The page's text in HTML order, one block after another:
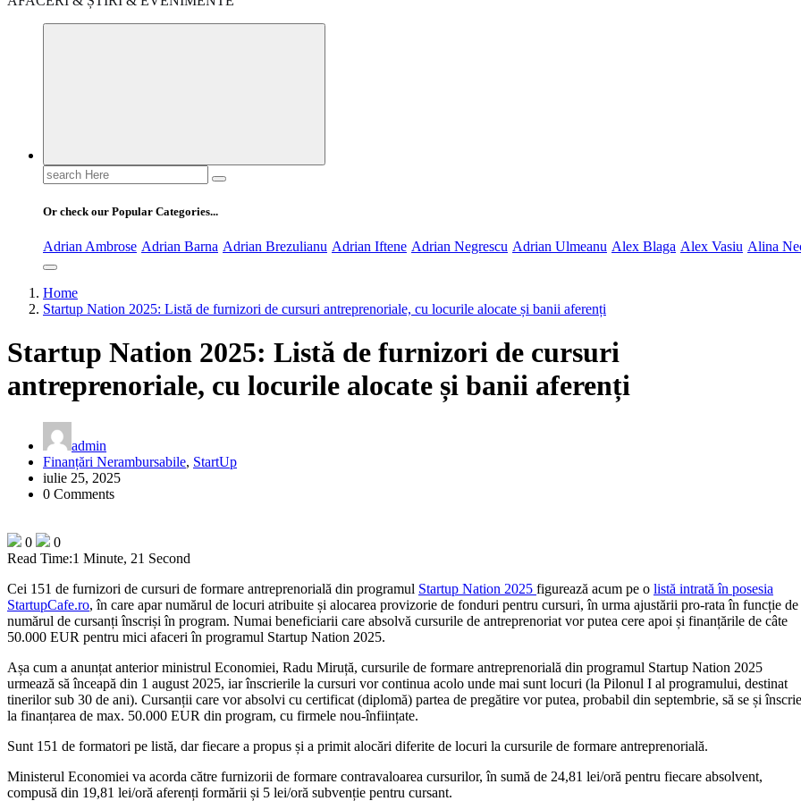
Search
for:
Or check our Popular Categories...
Adrian Ambrose Adrian Barna Adrian Brezulianu Adrian Iftene Adrian Negrescu Adrian Ulmeanu Alex Blaga Alex Vasiu Alina
Home
Startup Nation 2025: Listă de furnizori de cursuri antreprenoriale, cu locurile alocate și banii aferenți
Startup Nation 2025: Listă de furnizori de cursuri
antreprenoriale, cu locurile alocate și banii aferenți
admin
Finanțări Nerambursabile, StartUp
iulie 25, 2025
0 Comments
0
0
Read Time:1 Minute, 21 Second
Cei 151 de furnizori de cursuri de formare antreprenorială din programul Startup Nation 2025 figurează acum pe o listă intrată în posesia
StartupCafe.ro, în care apar numărul de locuri atribuite și alocarea provizorie de fonduri pentru cursuri, în urma ajustării pro-rata în funcție de
numărul de cursanți înscriși în program. Numai beneficiarii care absolvă cursurile de antreprenoriat vor putea cere apoi și finanțările de câte
50.000 EUR pentru mici afaceri în programul Startup Nation 2025.
Așa cum a anunțat anterior ministrul Economiei, Radu Miruță, cursurile de formare antreprenorială din programul Startup Nation 2025
urmează să înceapă din 1 august 2025, iar înscrierile la cursuri vor continua acolo unde mai sunt locuri (la Pilonul I al programului, destinat
tinerilor sub 30 de ani). Cursanții care vor absolvi cu certificat (diplomă) partea de pregătire vor putea, probabil din septembrie, să se și înscrie
la finanțarea de max. 50.000 EUR din program, cu firmele nou-înființate.
Sunt 151 de formatori pe listă, dar fiecare a propus și a primit alocări diferite de locuri la cursurile de formare antreprenorială.
Ministerul Economiei va acorda către furnizorii de formare contravaloarea cursurilor, în sumă de 24,81 lei/oră pentru fiecare absolvent,
compusă din 19,81 lei/oră aferenți formării și 5 lei/oră subvenție pentru cursant.